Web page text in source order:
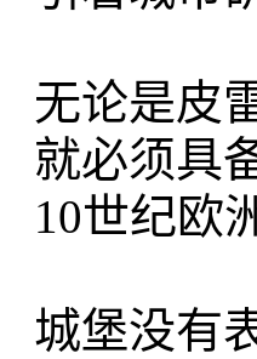
无论是皮
就必须具
10世纪欧
城堡没有